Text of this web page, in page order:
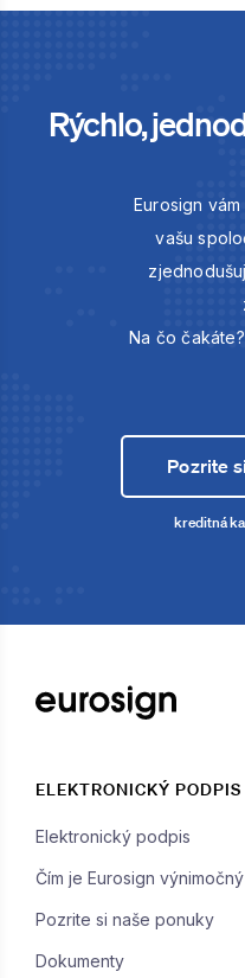
Rýchlo,
Eurosign
vašu
Na čo
Pozrite
kreditná
ELEKTRONICKÝ PODPIS
Elektronický podpis
Čím je Eurosign výnimočný
Pozrite si naše ponuky
Dokumenty